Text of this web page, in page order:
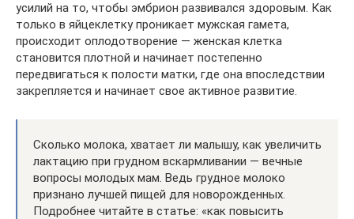
усилий на то, чтобы эмбрион развивался здоровым. Как
только в яйцеклетку проникает мужская гамета,
происходит оплодотворение — женская клетка
становится плотной и начинает постепенно
передвигаться к полости матки, где она впоследствии
закрепляется и начинает свое активное развитие.
Сколько молока, хватает ли малышу, как увеличить
лактацию при грудном вскармливании — вечные
вопросы молодых мам. Ведь грудное молоко
признано лучшей пищей для новорожденных.
Подробнее читайте в статье: «как повысить